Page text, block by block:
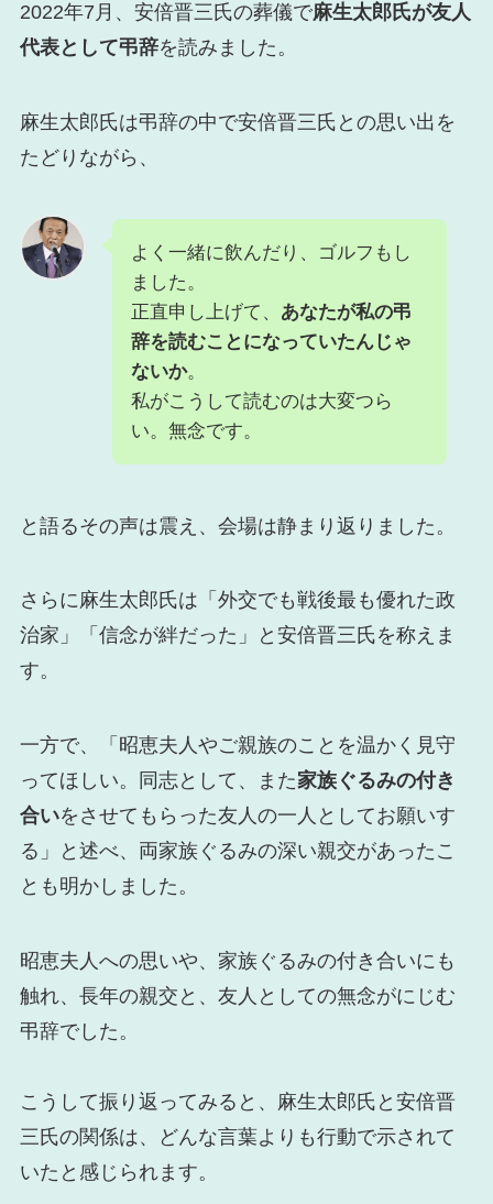
2022年7月、安倍晋三氏の葬儀で麻生太郎氏が友人
代表として弔辞を読みました。
麻生太郎氏は弔辞の中で安倍晋三氏との思い出を
たどりながら、
よく一緒に飲んだり、ゴルフもし
ました。
正直申し上げて、 あなたが私の弔
辞を読むことになっていたんじゃ
ないか。
私がこうして読むのは大変つら
い。無念です。
と語るその声は震え、会場は静まり返りました。
さらに麻生太郎氏は「外交でも戦後最も優れた政
治家」「信念が絆だった」と安倍晋三氏を称えま
す。
一方で、「昭恵夫人やご親族のことを温かく見守
ってほしい。同志として、また家族ぐるみの付き
合いをさせてもらった友人の一人としてお願いす
る」と述べ、両家族ぐるみの深い親交があったこ
とも明かしました。
昭恵夫人への思いや、家族ぐるみの付き合いにも
触れ、長年の親交と、友人としての無念がにじむ
弔辞でした。
こうして振り返ってみると、麻生太郎氏と安倍晋
三氏の関係は、どんな言葉よりも行動で示されて
いたと感じられます。